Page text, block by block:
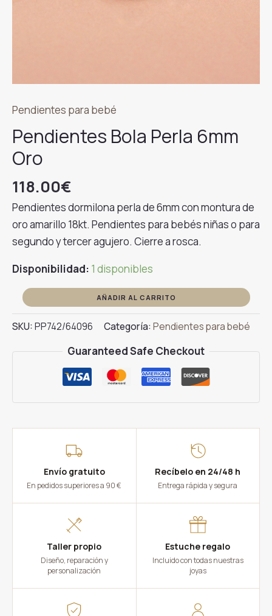
Pendientes para bebé
Pendientes Bola Perla 6mm
Oro
118.00€
Pendientes dormilona perla de 6mm con montura de
oro amarillo 18kt. Pendientes para bebés niñas o para
segundo y tercer agujero. Cierre a rosca.
Disponibilidad: 1 disponibles
Pendientes
Bola
Perla
AÑADIR AL CARRITO
SKU:PP742/64096 Categoría:Pendientes para bebé
Guaranteed Safe Checkout
Envío gratuito
En pedidos superiores a 90 €
Recíbelo en 24/48 h
Entrega rápida y segura
Taller propio
Diseño, reparación y
personalización
Estuche regalo
Incluido con todas nuestras
joyas